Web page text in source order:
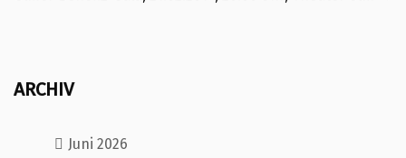
ARCHIV
Juni 2026